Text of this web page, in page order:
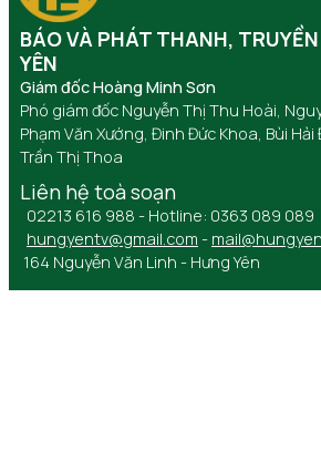
BÁO VÀ PHÁT THANH,
YÊN
Giám đốc Hoàng Minh Sơn
Phó giám đốc Nguyễn Thị Thu Hoài,
Phạm Văn Xướng, Đinh Đức Khoa, Bùi
Trần Thị Thoa
Liên hệ toà soạn
02213 616 988 - Hotline: 0363 089 089
hungyentv@gmail.com -
164 Nguyễn Văn Linh - Hưng Yên